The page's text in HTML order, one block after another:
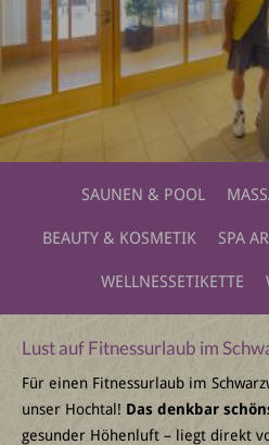
SAUNEN & POOL
BEAUTY & KOSMETIK SPA
WELLNESSETIKETTE
Lust auf Fitnessurlaub im
Für einen Fitnessurlaub im
unser Hochtal! Das denkbar
gesunder Höhenluft – liegt direkt